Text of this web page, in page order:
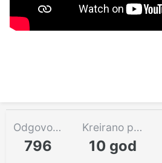
Odgovora
796
Kreirano pre
10 god